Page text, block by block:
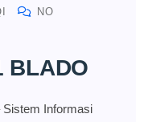
NO
BLADO
Informasi